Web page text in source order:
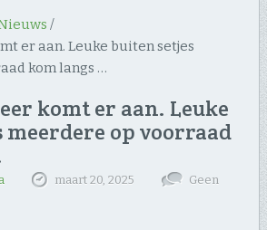
/
er aan. Leuke buiten setjes
kom langs …
komt er aan. Leuke
meerdere op voorraad
maart 20, 2025
Geen